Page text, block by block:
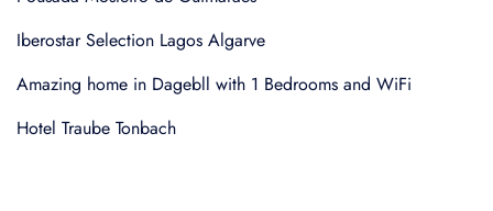
Iberostar Selection Lagos Algarve
Amazing home in Dagebll with 1 Bedrooms and WiFi
Hotel Traube Tonbach